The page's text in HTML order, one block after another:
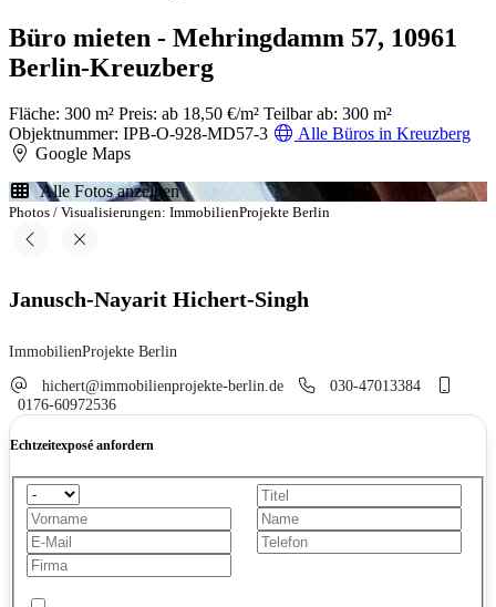
Büro mieten - Mehringdamm 57, 10961
Berlin-Kreuzberg
Fläche: 300 m² Preis: ab 18,50 €/m² Teilbar ab: 300 m²
Objektnummer: IPB-O-928-MD57-3
Alle Büros in Kreuzberg
Google Maps
Alle Fotos anzeigen
Photos / Visualisierungen: ImmobilienProjekte Berlin
Janusch-Nayarit Hichert-Singh
ImmobilienProjekte Berlin
hichert@immobilienprojekte-berlin.de
030-47013384
0176-60972536
Echtzeitexposé anfordern